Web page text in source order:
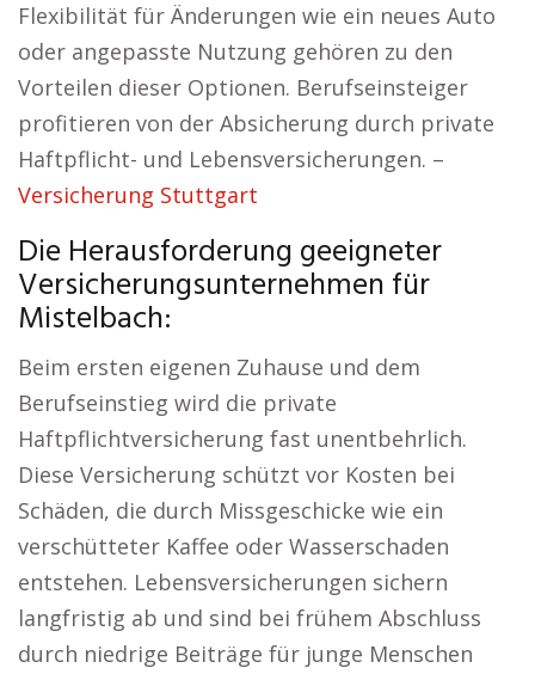
Flexibilität für Änderungen wie ein neues Auto
oder angepasste Nutzung gehören zu den
Vorteilen dieser Optionen. Berufseinsteiger
profitieren von der Absicherung durch private
Haftpflicht- und Lebensversicherungen. –
Versicherung Stuttgart
Die Herausforderung geeigneter
Versicherungsunternehmen für
Mistelbach:
Beim ersten eigenen Zuhause und dem
Berufseinstieg wird die private
Haftpflichtversicherung fast unentbehrlich.
Diese Versicherung schützt vor Kosten bei
Schäden, die durch Missgeschicke wie ein
verschütteter Kaffee oder Wasserschaden
entstehen. Lebensversicherungen sichern
langfristig ab und sind bei frühem Abschluss
durch niedrige Beiträge für junge Menschen